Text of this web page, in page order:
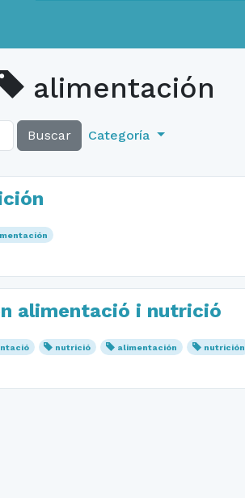
alimentación
Buscar Categoría
alimentació i nutrició
nutrició alimentación nutrición